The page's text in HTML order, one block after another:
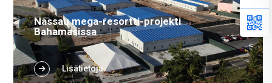
Nassau mega-resortti-projekti
Bahamasissa
Bahamas – Suuri resortti-projekti Nassaussa,
Bahamasissa
Lisätietoja